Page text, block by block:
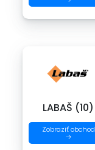
LABAŠ (10)
Zobraziť obchod
→